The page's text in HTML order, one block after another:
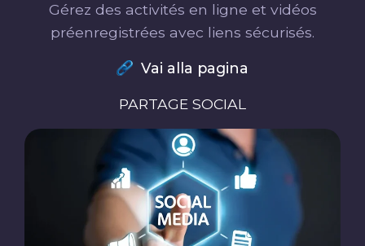
Gérez des activités en ligne et vidéos
préenregistrées avec liens sécurisés.
Vai alla pagina
PARTAGE SOCIAL